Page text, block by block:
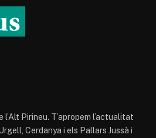
Pirineu. T’apropem l’actualitat
Cerdanya i els Pallars Jussà i